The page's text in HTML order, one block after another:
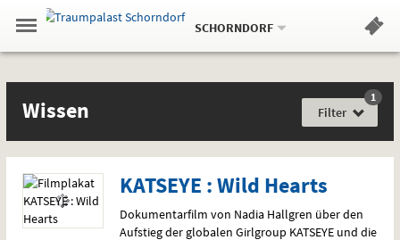
Springe
zum
,zum
.
Navigation
Gehe
zur
Standortauswahl
Standort:
SCHORNDORF.
Hinweis
Wissen
Gefühlslage
Wissen Filter
1 Film
KATSEYE : Wild Hearts
Dokumentarfilm von Nadia Hallgren über den
Aufstieg der globalen Girlgroup KATSEYE und die